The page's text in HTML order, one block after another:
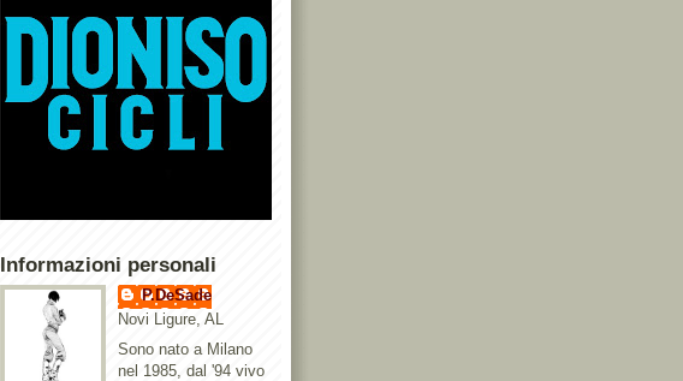
Informazioni personali
P.DeSade
Novi Ligure, AL
Sono nato a Milano
nel 1985, dal '94 vivo